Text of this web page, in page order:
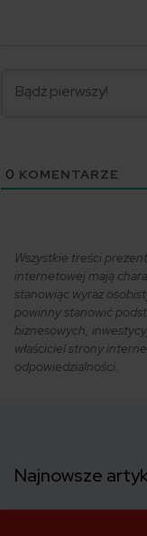
0 KOMENTARZE
Wszystkie treści
internetowej mają
stanowiąc wyraz
powinny stanowić
biznesowych,
właściciel strony
odpowiedzialności.
Najnowsze